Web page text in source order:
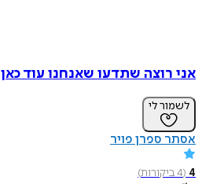
אני רוצה שתדעו שאנחנו עוד כאן
לשמור לי
אסתר ספרן פויר
4
(
4ביקורות)